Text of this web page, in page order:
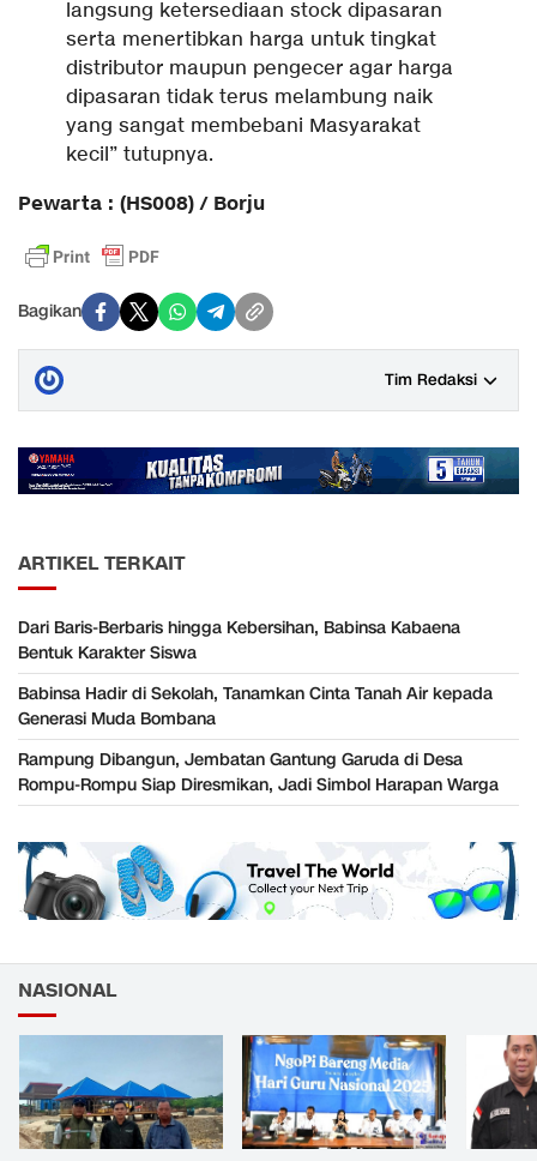
langsung ketersediaan stock dipasaran
serta menertibkan harga untuk tingkat
distributor maupun pengecer agar harga
dipasaran tidak terus melambung naik
yang sangat membebani Masyarakat
kecil” tutupnya.
Pewarta : (HS008) / Borju
Bagikan
Tim Redaksi
ARTIKEL TERKAIT
Dari Baris-Berbaris hingga Kebersihan, Babinsa Kabaena
Bentuk Karakter Siswa
Babinsa Hadir di Sekolah, Tanamkan Cinta Tanah Air kepada
Generasi Muda Bombana
Rampung Dibangun, Jembatan Gantung Garuda di Desa
Rompu-Rompu Siap Diresmikan, Jadi Simbol Harapan Warga
NASIONAL